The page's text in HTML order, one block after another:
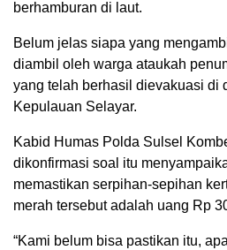
berhamburan di laut.
Belum jelas siapa yang
diambil oleh warga ataukah
yang telah berhasil dievakuasi di
Kepulauan Selayar.
Kabid Humas Polda Sulsel
dikonfirmasi soal itu
memastikan serpihan-sepihan
merah tersebut adalah uang Rp
“Kami belum bisa pastikan itu,